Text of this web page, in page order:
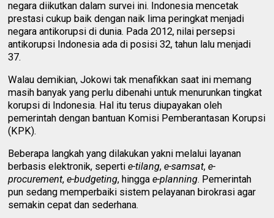
negara diikutkan dalam survei ini. Indonesia mencetak
prestasi cukup baik dengan naik lima peringkat menjadi
negara antikorupsi di dunia. Pada 2012, nilai persepsi
antikorupsi Indonesia ada di posisi 32, tahun lalu menjadi
37.
Walau demikian, Jokowi tak menafikkan saat ini memang
masih banyak yang perlu dibenahi untuk menurunkan tingkat
korupsi di Indonesia. Hal itu terus diupayakan oleh
pemerintah dengan bantuan Komisi Pemberantasan Korupsi
(KPK).
Beberapa langkah yang dilakukan yakni melalui layanan
berbasis elektronik, sepertie-tilang,e-samsat,e-
procurement,e-budgeting, hinggae-planning. Pemerintah
pun sedang memperbaiki sistem pelayanan birokrasi agar
semakin cepat dan sederhana.